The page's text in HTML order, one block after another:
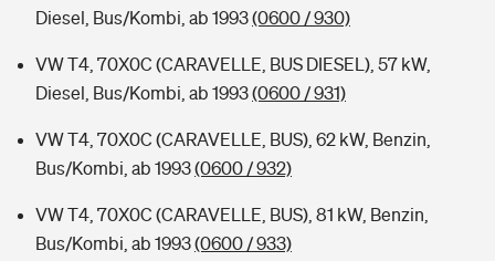
Diesel, Bus/Kombi, ab 1993(0600 / 930)
VW T4, 70X0C (CARAVELLE, BUS DIESEL), 57 kW,
Diesel, Bus/Kombi, ab 1993(0600 / 931)
VW T4, 70X0C (CARAVELLE, BUS), 62 kW, Benzin,
Bus/Kombi, ab 1993(0600 / 932)
VW T4, 70X0C (CARAVELLE, BUS), 81 kW, Benzin,
Bus/Kombi, ab 1993(0600 / 933)